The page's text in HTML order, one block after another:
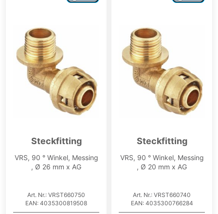
Steckfitting
VRS, 90 ° Winkel, Messing
, Ø 26 mm x AG
Art. Nr.: VRST660750
EAN: 4035300819508
Steckfitting
VRS, 90 ° Winkel, Messing
, Ø 20 mm x AG
Art. Nr.: VRST660740
EAN: 4035300766284